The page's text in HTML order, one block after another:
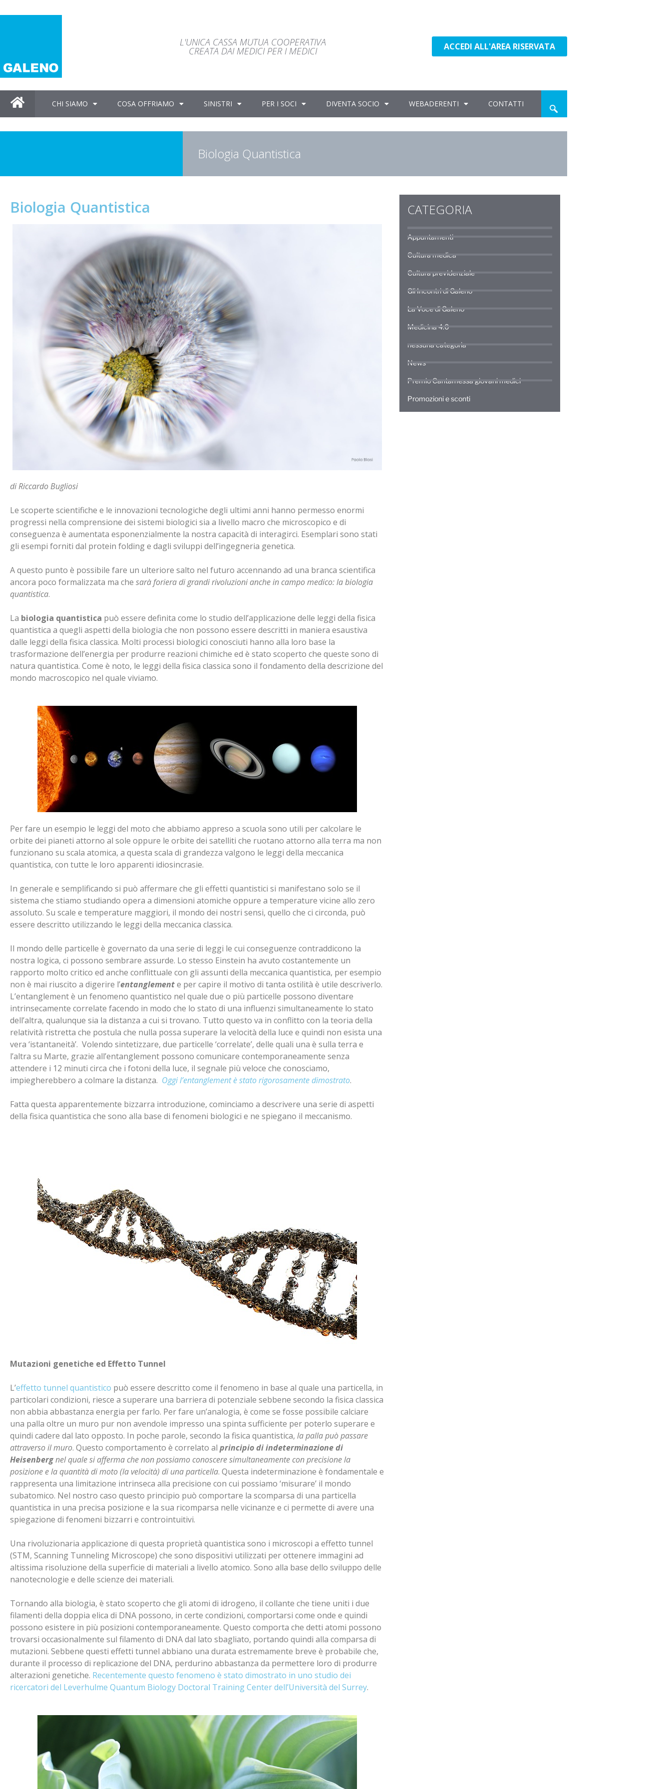
L'UNICA CASSA MUTUA COOPERATIVA
CREATA DAI MEDICI PER I MEDICI ACCEDI ALL'AREA RISERVATA
CHI SIAMO COSA OFFRIAMO SINISTRI PER I SOCI DIVENTA SOCIO WEBADERENTI CONTATTI
Biologia Quantistica
Biologia Quantistica
di Riccardo Bugliosi
Le scoperte scientifiche e le innovazioni tecnologiche degli ultimi anni hanno permesso enormi
progressi nella comprensione dei sistemi biologici sia a livello macro che microscopico e di
conseguenza è aumentata esponenzialmente la nostra capacità di interagirci. Esemplari sono stati
gli esempi forniti dal protein folding e dagli sviluppi dell’ingegneria genetica.
A questo punto è possibile fare un ulteriore salto nel futuro accennando ad una branca scientifica
ancora poco formalizzata ma che sarà foriera di grandi rivoluzioni anche in campo medico: la biologia
quantistica.
La biologia quantistica può essere definita come lo studio dell’applicazione delle leggi della fisica
quantistica a quegli aspetti della biologia che non possono essere descritti in maniera esaustiva
dalle leggi della fisica classica. Molti processi biologici conosciuti hanno alla loro base la
trasformazione dell’energia per produrre reazioni chimiche ed è stato scoperto che queste sono di
natura quantistica. Come è noto, le leggi della fisica classica sono il fondamento della descrizione del
mondo macroscopico nel quale viviamo.
Per fare un esempio le leggi del moto che abbiamo appreso a scuola sono utili per calcolare le
orbite dei pianeti attorno al sole oppure le orbite dei satelliti che ruotano attorno alla terra ma non
funzionano su scala atomica, a questa scala di grandezza valgono le leggi della meccanica
quantistica, con tutte le loro apparenti idiosincrasie.
In generale e semplificando si può affermare che gli effetti quantistici si manifestano solo se il
sistema che stiamo studiando opera a dimensioni atomiche oppure a temperature vicine allo zero
assoluto. Su scale e temperature maggiori, il mondo dei nostri sensi, quello che ci circonda, può
essere descritto utilizzando le leggi della meccanica classica.
Il mondo delle particelle è governato da una serie di leggi le cui conseguenze contraddicono la
nostra logica, ci possono sembrare assurde. Lo stesso Einstein ha avuto costantemente un
rapporto molto critico ed anche conflittuale con gli assunti della meccanica quantistica, per esempio
non è mai riuscito a digerire l’entanglemente per capire il motivo di tanta ostilità è utile descriverlo.
L’entanglement è un fenomeno quantistico nel quale due o più particelle possono diventare
intrinsecamente correlate facendo in modo che lo stato di una influenzi simultaneamente lo stato
dell’altra, qualunque sia la distanza a cui si trovano. Tutto questo va in conflitto con la teoria della
relatività ristretta che postula che nulla possa superare la velocità della luce e quindi non esista una
vera ‘istantaneità’. Volendo sintetizzare, due particelle ‘correlate’, delle quali una è sulla terra e
l’altra su Marte, grazie all’entanglement possono comunicare contemporaneamente senza
attendere i 12 minuti circa che i fotoni della luce, il segnale più veloce che conosciamo,
impiegherebbero a colmare la distanza. Oggi l’entanglement è stato rigorosamente dimostrato.
Fatta questa apparentemente bizzarra introduzione, cominciamo a descrivere una serie di aspetti
della fisica quantistica che sono alla base di fenomeni biologici e ne spiegano il meccanismo.
Mutazioni genetiche ed Effetto Tunnel
L’effetto tunnel quantistico può essere descritto come il fenomeno in base al quale una particella, in
particolari condizioni, riesce a superare una barriera di potenziale sebbene secondo la fisica classica
non abbia abbastanza energia per farlo. Per fare un’analogia, è come se fosse possibile calciare
una palla oltre un muro pur non avendole impresso una spinta sufficiente per poterlo superare e
quindi cadere dal lato opposto. In poche parole, secondo la fisica quantistica, la palla può passare
attraverso il muro. Questo comportamento è correlato al principio di indeterminazione di
Heisenbergnel quale si afferma che non possiamo conoscere simultaneamente con precisione la
posizione e la quantità di moto (la velocità) di una particella. Questa indeterminazione è fondamentale e
rappresenta una limitazione intrinseca alla precisione con cui possiamo ‘misurare’ il mondo
subatomico. Nel nostro caso questo principio può comportare la scomparsa di una particella
quantistica in una precisa posizione e la sua ricomparsa nelle vicinanze e ci permette di avere una
spiegazione di fenomeni bizzarri e controintuitivi.
Una rivoluzionaria applicazione di questa proprietà quantistica sono i microscopi a effetto tunnel
(STM, Scanning Tunneling Microscope) che sono dispositivi utilizzati per ottenere immagini ad
altissima risoluzione della superficie di materiali a livello atomico. Sono alla base dello sviluppo delle
nanotecnologie e delle scienze dei materiali.
Tornando alla biologia, è stato scoperto che gli atomi di idrogeno, il collante che tiene uniti i due
filamenti della doppia elica di DNA possono, in certe condizioni, comportarsi come onde e quindi
possono esistere in più posizioni contemporaneamente. Questo comporta che detti atomi possono
trovarsi occasionalmente sul filamento di DNA dal lato sbagliato, portando quindi alla comparsa di
mutazioni. Sebbene questi effetti tunnel abbiano una durata estremamente breve è probabile che,
durante il processo di replicazione del DNA, perdurino abbastanza da permettere loro di produrre
alterazioni genetiche. Recentemente questo fenomeno è stato dimostrato in uno studio dei
ricercatori del Leverhulme Quantum Biology Doctoral Training Center dell’Università del Surrey.
CATEGORIA
Appuntamenti
Cultura medica
Cultura previdenziale
Gli Incontri di Galeno
La Voce di Galeno
Medicina 4.0
nessuna categoria
News
Premio Cantamessa giovani medici
Promozioni e sconti